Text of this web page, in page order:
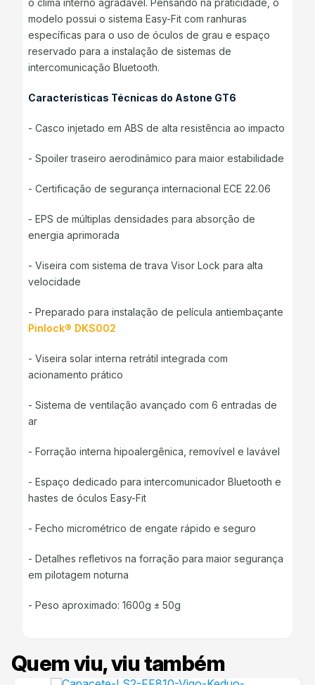
modelo possui o sistema Easy-Fit com ranhuras
específicas para o uso de óculos de grau e espaço
reservado para a instalação de sistemas de
intercomunicação Bluetooth.
Características Técnicas do Astone GT6
- Casco injetado em ABS de alta resistência ao impacto
- Spoiler traseiro aerodinâmico para maior estabilidade
- Certificação de segurança internacional ECE 22.06
- EPS de múltiplas densidades para absorção de
energia aprimorada
- Viseira com sistema de trava Visor Lock para alta
velocidade
- Preparado para instalação de película antiembaçante
Pinlock® DKS002
- Viseira solar interna retrátil integrada com
acionamento prático
- Sistema de ventilação avançado com 6 entradas de
ar
- Forração interna hipoalergênica, removível e lavável
- Espaço dedicado para intercomunicador Bluetooth e
hastes de óculos Easy-Fit
- Fecho micrométrico de engate rápido e seguro
- Detalhes refletivos na forração para maior segurança
em pilotagem noturna
- Peso aproximado: 1600g ± 50g
Quem viu, viu também